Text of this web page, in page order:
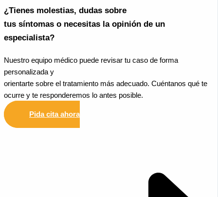
¿Tienes molestias, dudas sobre
tus síntomas o necesitas la opinión de un
especialista?
Nuestro equipo médico puede revisar tu caso de forma
personalizada y
orientarte sobre el tratamiento más adecuado. Cuéntanos qué te
ocurre y te responderemos lo antes posible.
Pida cita ahora